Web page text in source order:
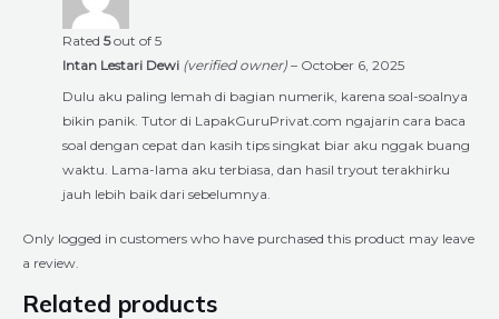
Rated 5out of 5
Intan Lestari Dewi (verified owner) – October 6, 2025
Dulu aku paling lemah di bagian numerik, karena soal-soalnya
bikin panik. Tutor di LapakGuruPrivat.com ngajarin cara baca
soal dengan cepat dan kasih tips singkat biar aku nggak buang
waktu. Lama-lama aku terbiasa, dan hasil tryout terakhirku
jauh lebih baik dari sebelumnya.
Only logged in customers who have purchased this product may leave
a review.
Related products